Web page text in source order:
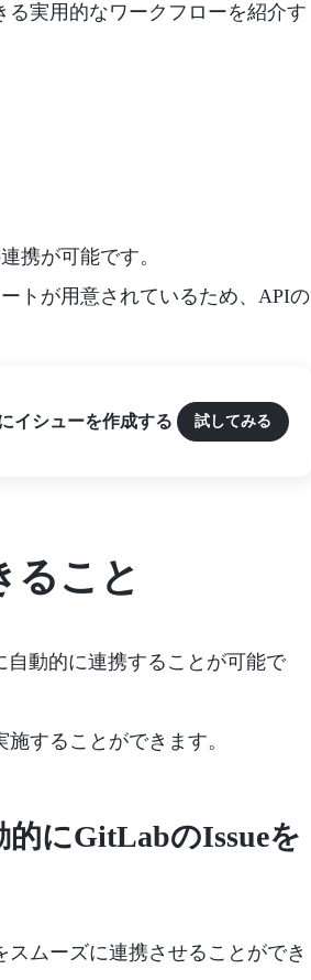
実用的なワークフローを紹介す
携が可能です。
トが用意されているため、APIの
イシューを作成する 試してみる
ること
自動的に連携することが可能で
することができます。
にGitLabのIssueを
ムーズに連携させることができ